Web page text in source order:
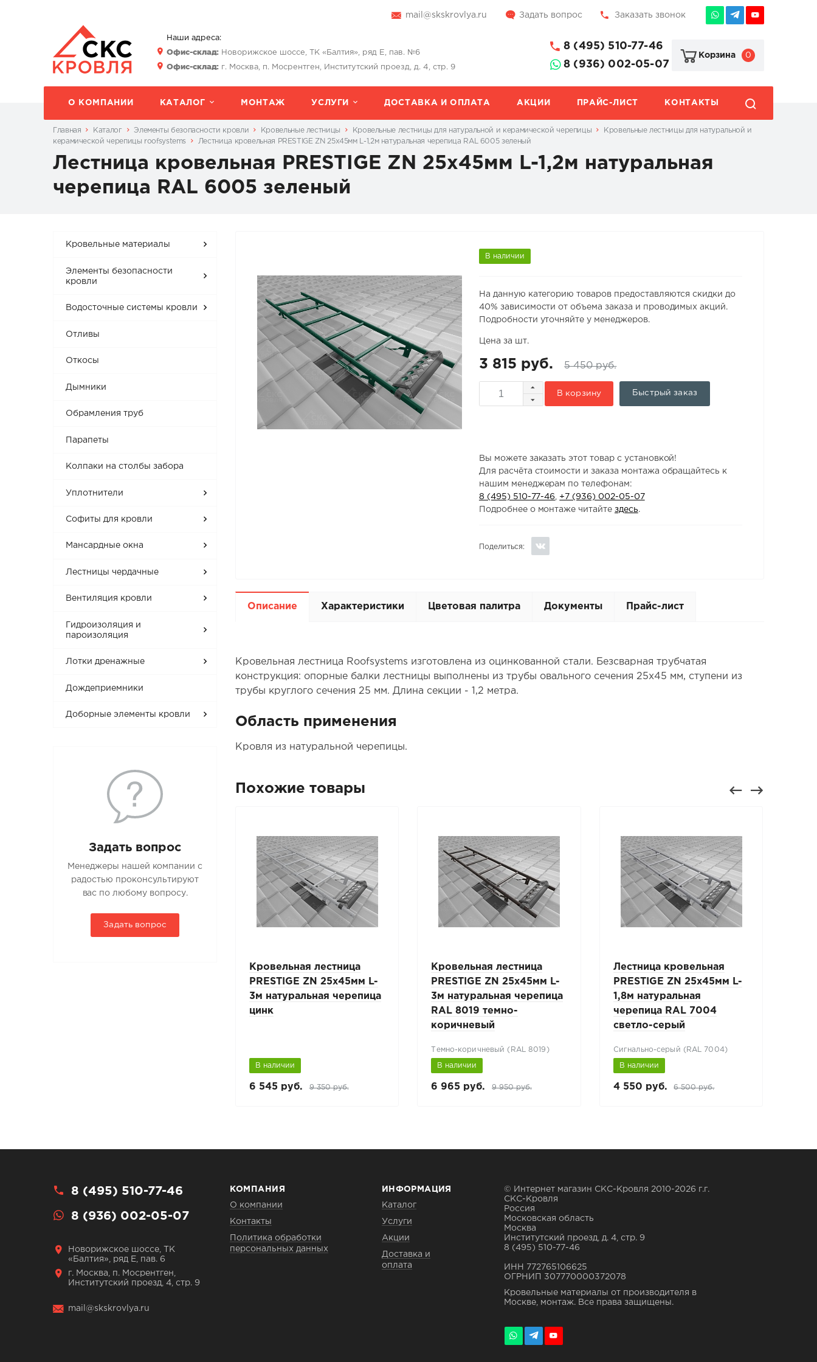
mail@skskrovlya.ru Задать вопрос Заказать звонок
Наши адреса:
Офис-склад:Новорижское шоссе, ТК «Балтия», ряд Е, пав. №6
Офис-склад:г. Москва, п. Мосрентген, Институтский проезд, д. 4, стр. 9
8 (495) 510-77-46
8 (936) 002-05-07
Корзина 0
О КОМПАНИИ КАТАЛОГ МОНТАЖ УСЛУГИ ДОСТАВКА И ОПЛАТА АКЦИИ ПРАЙС-ЛИСТ КОНТАКТЫ
Главная Каталог Элементы безопасности кровли Кровельные лестницы Кровельные лестницы для натуральной и керамической черепицы
Кровельные лестницы для натуральной и
керамической черепицы roofsystems
Лестница кровельная PRESTIGE ZN 25x45мм L-1,2м натуральная черепица RAL 6005 зеленый
Лестница кровельная PRESTIGE ZN 25x45мм L-1,2м натуральная
черепица RAL 6005 зеленый
Кровельные материалы
Элементы безопасности
кровли
Водосточные системы кровли
Отливы
Откосы
Дымники
Обрамления труб
Парапеты
Колпаки на столбы забора
Уплотнители
Софиты для кровли
Мансардные окна
Лестницы чердачные
Вентиляция кровли
Гидроизоляция и
пароизоляция
Лотки дренажные
Дождеприемники
Доборные элементы кровли
Задать вопрос
Менеджеры нашей компании с
радостью проконсультируют
вас по любому вопросу.
Задать вопрос
В наличии
На данную категорию товаров предоставляются скидки до
40% зависимости от объема заказа и проводимых акций.
Подробности уточняйте у менеджеров.
Цена за шт.
3 815 руб. 5 450 руб.
В корзину Быстрый заказ
Вы можете заказать этот товар с установкой!
Для расчёта стоимости и заказа монтажа обращайтесь к
нашим менеджерам по телефонам:
8 (495) 510-77-46
+7 (936) 002-05-07
Подробнее о монтаже читайте здесь.
Поделиться:
Описание Характеристики Цветовая палитра Документы Прайс-лист
Кровельная лестница Roofsystems изготовлена из оцинкованной стали. Безсварная трубчатая
конструкция: опорные балки лестницы выполнены из трубы овального сечения 25х45 мм, ступени из
трубы круглого сечения 25 мм. Длина секции - 1,2 метра.
Область применения
Кровля из натуральной черепицы.
Похожие товары
Кровельная лестница
PRESTIGE ZN 25х45мм L-
3м натуральная черепица
цинк
В наличии
6 545 руб. 9 350 руб.
Кровельная лестница
PRESTIGE ZN 25х45мм L-
3м натуральная черепица
RAL 8019 темно-
коричневый
Темно-коричневый (RAL 8019)
В наличии
6 965 руб. 9 950 руб.
Лестница кровельная
PRESTIGE ZN 25x45мм L-
1,8м натуральная
черепица RAL 7004
светло-серый
Сигнально-серый (RAL 7004)
В наличии
4 550 руб. 6 500 руб.
8 (495) 510-77-46
8 (936) 002-05-07
Новорижское шоссе, ТК
«Балтия», ряд Е, пав. 6
г. Москва, п. Мосрентген,
Институтский проезд, 4, стр. 9
mail@skskrovlya.ru
КОМПАНИЯ
О компании
Контакты
Политика обработки
персональных данных
ИНФОРМАЦИЯ
Каталог
Услуги
Акции
Доставка и
оплата
© Интернет магазин СКС-Кровля 2010-2026 г.г.
СКС-Кровля
Россия
Московская область
Москва
Институтский проезд, д. 4, стр. 9
8 (495) 510-77-46
ИНН 772765106625
ОГРНИП 307770000372078
Кровельные материалы от производителя в
Москве, монтаж. Все права защищены.